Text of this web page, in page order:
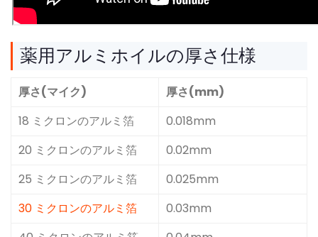
薬用アルミホイルの厚さ仕様
厚さ(マイク)
厚さ(mm)
18 ミクロンのアルミ箔
0.018mm
20 ミクロンのアルミ箔
0.02mm
25 ミクロンのアルミ箔
0.025mm
30 ミクロンのアルミ箔
0.03mm